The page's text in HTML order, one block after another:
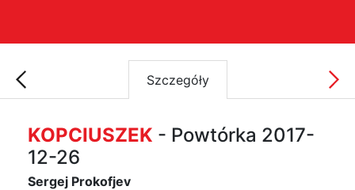
Szczegóły
KOPCIUSZEK - Powtórka 2017-
12-26
Sergej Prokofjev